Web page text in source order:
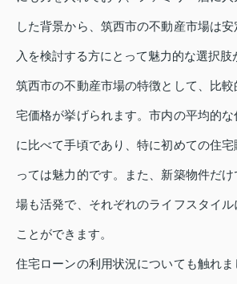
した背景から、筑西市の不動産市場は
入を検討する方にとって魅力的な選択肢
筑西市の不動産市場の特徴として、比
宅価格が挙げられます。市内の平均的
に比べて手頃であり、特に初めての住
っては魅力的です。また、新築物件だ
場も活発で、それぞれのライフスタイ
ことができます。
住宅ローンの利用状況についても触れ